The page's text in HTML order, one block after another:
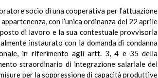
socio di una cooperativa per l’attuazione
con l’unica ordinanza del 22 aprile
di lavoro e la sua contestuale provvisoria
instaurato con la domanda di condanna
in riferimento agli artt. 3, 4 e 35 della
straordinario di integrazione salariale dei
per la soppressione di capacità produttive